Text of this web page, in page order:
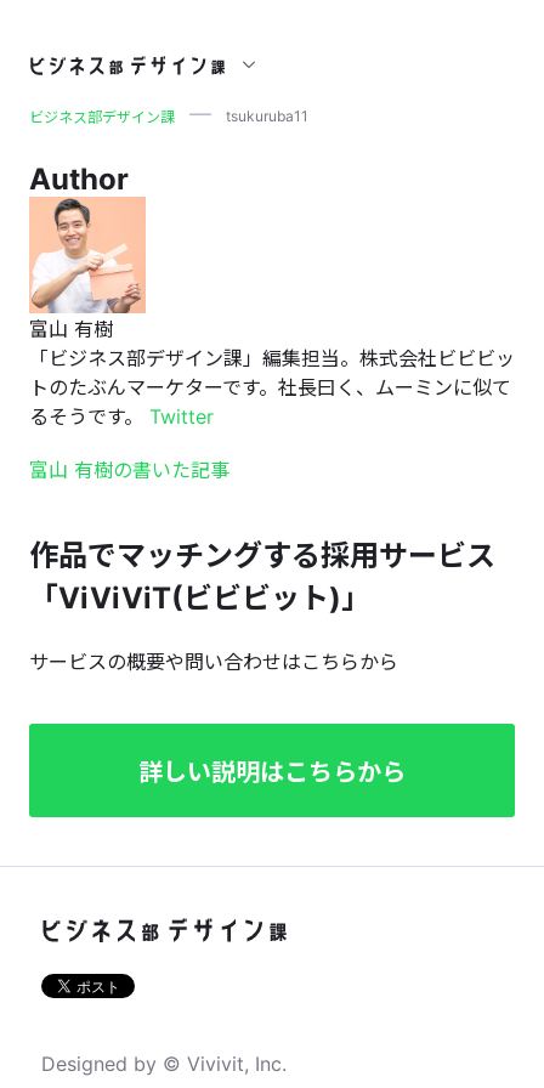
tsukuruba11
ビジネス部デザイン課 tsukuruba11
Author
富山 有樹
「ビジネス部デザイン課」編集担当。株式会社ビビビッ
トのたぶんマーケターです。社長曰く、ムーミンに似て
るそうです。 Twitter
富山 有樹の書いた記事
作品でマッチングする採用サービス
「ViViViT(ビビビット)」
サービスの概要や問い合わせはこちらから
詳しい説明はこちらから
Designed by © Vivivit, Inc.